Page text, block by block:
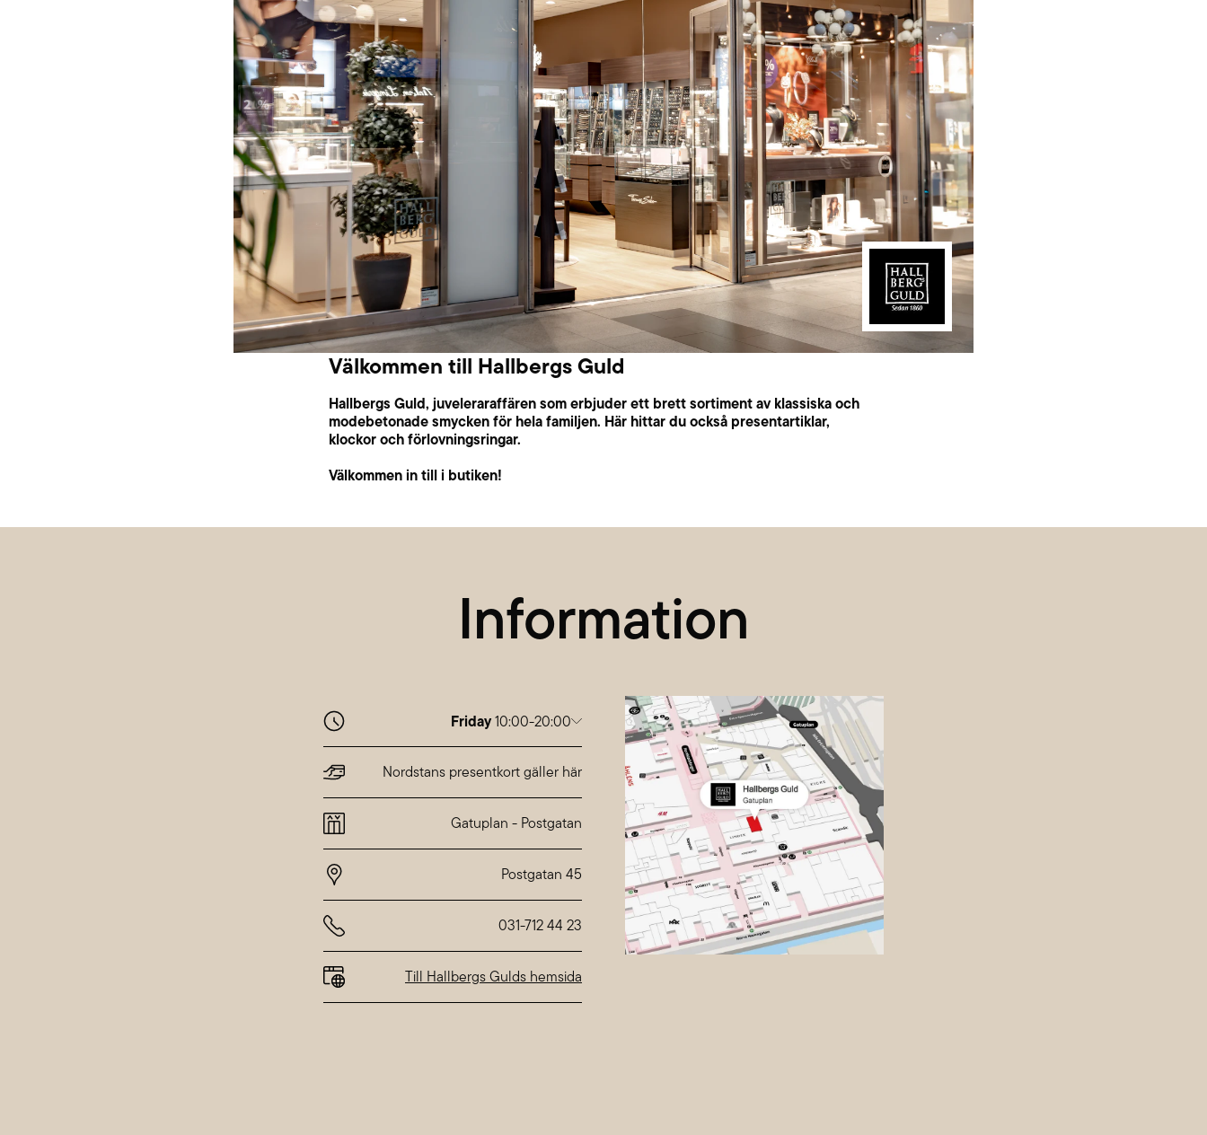
Välkommen till Hallbergs Guld
Hallbergs Guld, juveleraraffären som erbjuder ett brett sortiment av klassiska och
modebetonade smycken för hela familjen. Här hittar du också presentartiklar,
klockor och förlovningsringar.
Välkommen in till i butiken!
Information
Friday10:00-20:00
Monday
10:00-20:00
Tuesday
10:00-20:00
10:00-20:00
Special hours atNordstan
Nordstans presentkort gäller här
Gatuplan - Postgatan
031-712 44 23
Till Hallbergs Gulds hemsida